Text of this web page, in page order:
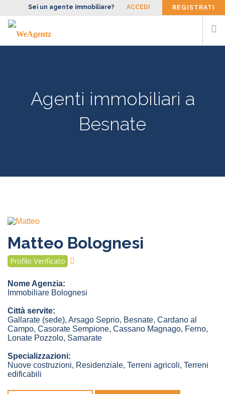
Sei un agente immobiliare? ACCEDI REGISTRATI
FACCIAMOAgenti immobiliari a
Besnate
Matteo Bolognesi
Profilo Verificato
Nome Agenzia:
Immobiliare Bolognesi
Città servite:
Gallarate (sede), Arsago Seprio, Besnate, Cardano al
Campo, Casorate Sempione, Cassano Magnago, Ferno,
Lonate Pozzolo, Samarate
Specializzazioni:
Nuove costruzioni, Residenziale, Terreni agricoli, Terreni
edificabili